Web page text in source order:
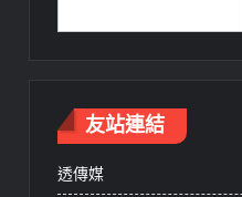
友站連結
透傳媒